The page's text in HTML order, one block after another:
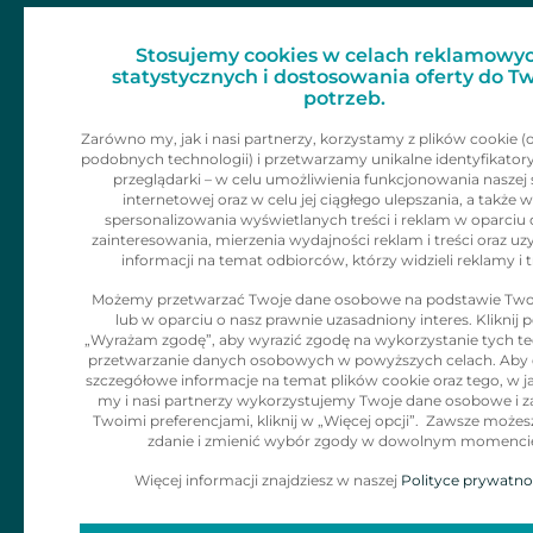
Stosujemy cookies w celach
statystycznych i dostosowania oferty do
potrzeb.
Zarówno my, jak i nasi partnerzy, korzystamy z plików cookie
podobnych technologii) i przetwarzamy unikalne
przeglądarki – w celu umożliwienia funkcjonowania naszej
internetowej oraz w celu jej ciągłego ulepszania, a także
spersonalizowania wyświetlanych treści i reklam w oparciu
zainteresowania, mierzenia wydajności reklam i treści oraz
informacji na temat odbiorców, którzy widzieli reklamy i
Możemy przetwarzać Twoje dane osobowe na podstawie
lub w oparciu o nasz prawnie uzasadniony interes. Kliknij
„Wyrażam zgodę”, aby wyrazić zgodę na wykorzystanie tych
przetwarzanie danych osobowych w powyższych celach.
szczegółowe informacje na temat plików cookie oraz tego, w
my i nasi partnerzy wykorzystujemy Twoje dane osobowe i
Twoimi preferencjami, kliknij w „Więcej opcji”. Zawsze
zdanie i zmienić wybór zgody w dowolnym
Więcej informacji znajdziesz w naszej Polityce
Kariera
Kontakt
Informacje dla
klienta
Polityka Cookies
Klauzula
Informacyjna dla
adresatów
korespodencji
Zgłaszanie
naruszeń